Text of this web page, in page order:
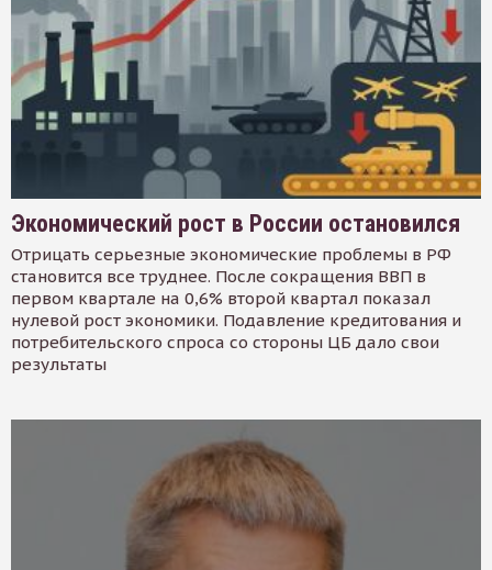
Экономический рост в России остановился
Отрицать серьезные экономические проблемы в РФ
становится все труднее. После сокращения ВВП в
первом квартале на 0,6% второй квартал показал
нулевой рост экономики. Подавление кредитования и
потребительского спроса со стороны ЦБ дало свои
результаты